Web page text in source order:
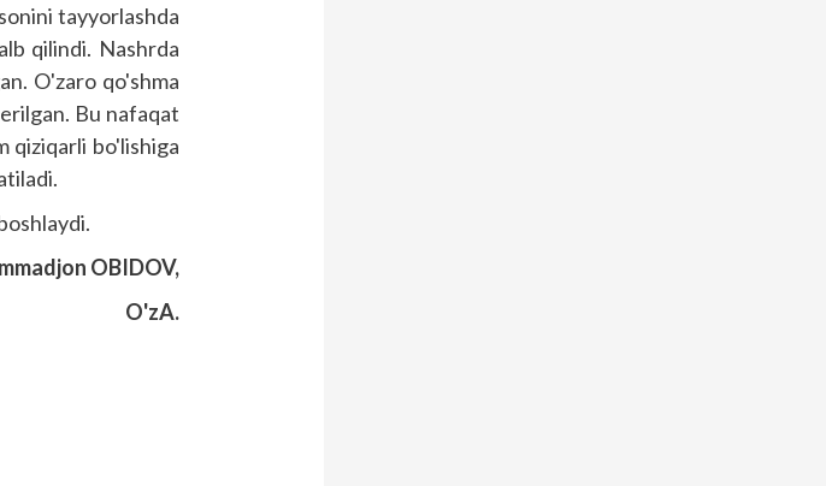
tayyorlashda
qilindi. Nashrda
O'zaro qo'shma
Bu nafaqat
qiziqarli bo'lishiga
OBIDOV,
O'zA.